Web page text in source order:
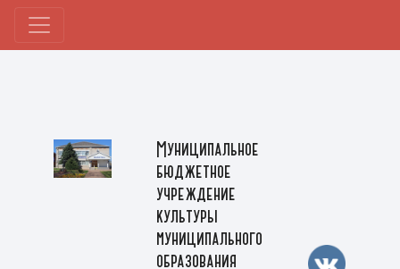
Муниципальное
бюджетное
учреждение
культуры
муниципального
образования